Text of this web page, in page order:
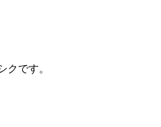
クです。